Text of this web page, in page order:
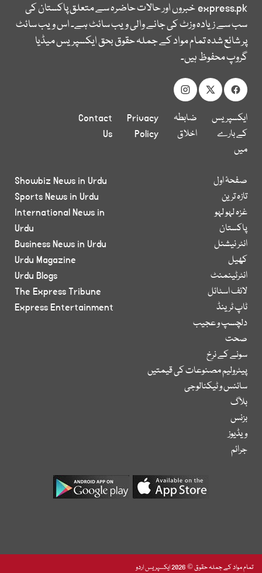
express.pkخبروں اور حالات حاضرہ سے متعلق پاکستان کی
سب سے زیادہ وزٹ کی جانے والی ویب سائٹ ہے۔ اس ویب سائٹ
پر شائع شدہ تمام مواد کے جملہ حقوق بحق ایکسپریس میڈیا
گروپ محفوظ ہیں۔
ایکسپریس
کے بارے
میں
ضابطہ
اخلاق
Privacy
Policy
Contact
Us
صفحۂ اول
تازہ ترین
غزہ لہو لہو
پاکستان
انٹر نیشنل
کھیل
انٹرٹینمنٹ
لائف اسٹائل
ٹاپ ٹرینڈ
دلچسپ و عجیب
صحت
سونے کے نرخ
پیٹرولیم مصنوعات کی قیمتیں
سائنس و ٹیکنالوجی
بلاگ
بزنس
ویڈیوز
جرائم
Showbiz News in Urdu
Sports News in Urdu
International News in
Urdu
Business News in Urdu
Urdu Magazine
Urdu Blogs
The Express Tribune
Express Entertainment
تمام مواد کے جملہ حقوق © 2026 ایکسپریس اردو